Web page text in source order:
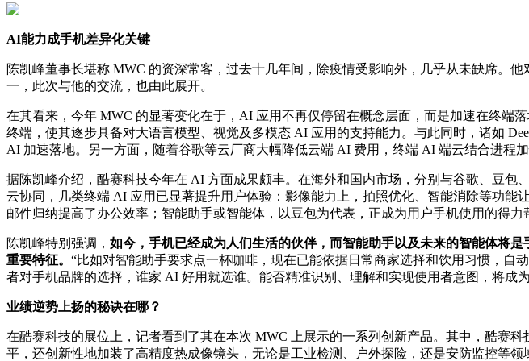
AI能力成手机差异化关键
陈凯峰董事长堪称 MWC 的资深常客，过去十几年间，除疫情受影响外，几乎从未缺席。
一，此次与他的交流，也由此展开。
在其看来，今年 MWC 的显著变化在于，AI 应用不再仅停留在概念层面，而是加速在终
终端，使其逐步具备对大语言模型、视觉及多模态 AI 应用的支持能力。与此同时，诸如
AI 加速落地。另一方面，随着谷歌等云厂商大幅降低云端 AI 费用，终端 AI 端云结合进程
据陈凯峰介绍，酷赛科技今年在 AI 方面成果颇丰。在海外和国内市场，分别与谷歌、豆
云协同，几类终端 AI 应用已显著提升用户体验：影像能力上，拍照优化、智能消除等功能
邮件归纳提高了办公效率；智能助手或智能体，以豆包为代表，正成为用户手机使用的得力
陈凯峰特别强调， 如今，手机已经成为人们生活的伙伴，而智能助手以及未来的智能体将
重要特征。 “比如对智能助手要求点一杯咖啡，现在已能依据日常商家选择和饮用习惯，
者对手机品牌的选择，谁家 AI 好用就选谁。能否精准识别、理解和实现使用者意图，将成
业绩逆势上扬的秘诀在哪？
在酷赛科技的展位上，记者看到了其在本次 MWC 上展示的一系列创新产品。其中，酷赛
平，还创新性地加装了高精度热成像镜头，无论是工业检测、户外探险，还是安防监控等领